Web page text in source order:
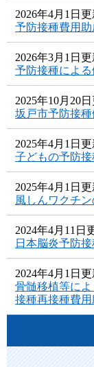
2026年4月1日
予防接種費用助
2026年3月1日
予防接種によ
2025年10月20
坂戸市予防接
2025年4月1日
子どもの予防接
2025年4月1日
風しんワクチ
2024年4月11日
日本脳炎予防
2024年4月1日
骨髄移植等に
接種再接種費用